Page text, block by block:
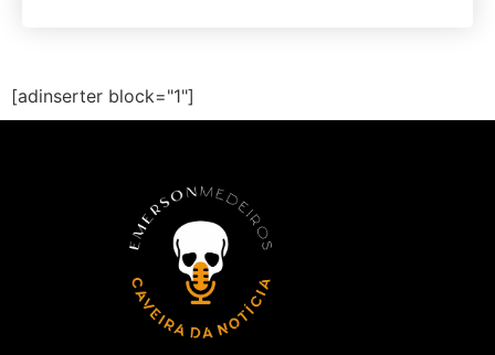
[adinserter block="1"]